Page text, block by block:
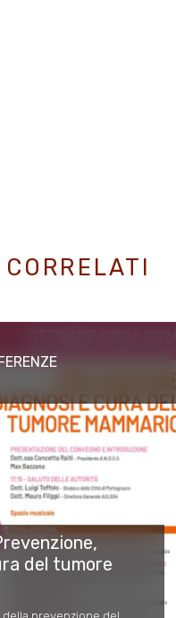
del tumore